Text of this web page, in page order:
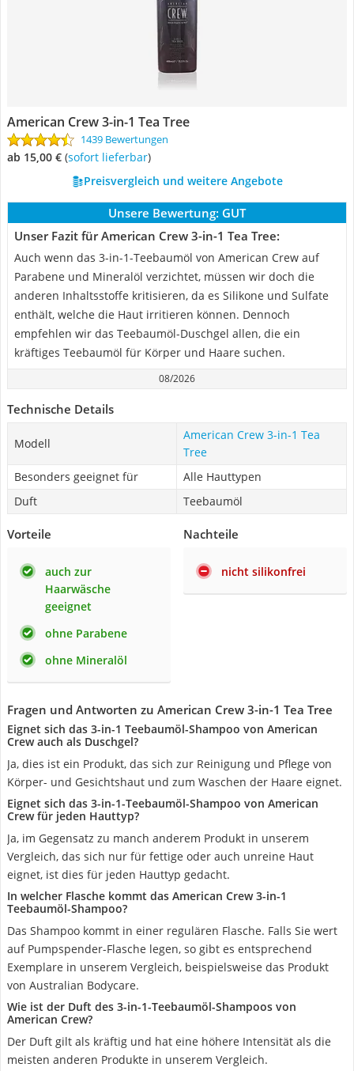
American Crew 3-in-1 Tea Tree
1439 Bewertungen
ab 15,00 € ( Sofort lieferbar)
Preisvergleich und weitere Angebote
Unsere Bewertung: GUT
Unser Fazit für American Crew 3-in-1 Tea Tree:
Auch wenn das 3-in-1-Teebaumöl von American Crew auf
Parabene und Mineralöl verzichtet, müssen wir doch die
anderen Inhaltsstoffe kritisieren, da es Silikone und Sulfate
enthält, welche die Haut irritieren können. Dennoch
empfehlen wir das Teebaumöl-Duschgel allen, die ein
kräftiges Teebaumöl für Körper und Haare suchen.
08/2026
Technische Details
Modell
American Crew 3-in-1 Tea
Tree
Besonders geeignet für
Alle Hauttypen
Duft
Teebaumöl
Vorteile
auch zur
Haarwäsche
geeignet
ohne Parabene
ohne Mineralöl
Nachteile
nicht silikonfrei
Fragen und Antworten zu American Crew 3-in-1 Tea Tree
Eignet sich das 3-in-1 Teebaumöl-Shampoo von American
Crew auch als Duschgel?
Ja, dies ist ein Produkt, das sich zur Reinigung und Pflege von
Körper- und Gesichtshaut und zum Waschen der Haare eignet.
Eignet sich das 3-in-1-Teebaumöl-Shampoo von American
Crew für jeden Hauttyp?
Ja, im Gegensatz zu manch anderem Produkt in unserem
Vergleich, das sich nur für fettige oder auch unreine Haut
eignet, ist dies für jeden Hauttyp gedacht.
In welcher Flasche kommt das American Crew 3-in-1
Teebaumöl-Shampoo?
Das Shampoo kommt in einer regulären Flasche. Falls Sie wert
auf Pumpspender-Flasche legen, so gibt es entsprechend
Exemplare in unserem Vergleich, beispielsweise das Produkt
von Australian Bodycare.
Wie ist der Duft des 3-in-1-Teebaumöl-Shampoos von
American Crew?
Der Duft gilt als kräftig und hat eine höhere Intensität als die
meisten anderen Produkte in unserem Vergleich.